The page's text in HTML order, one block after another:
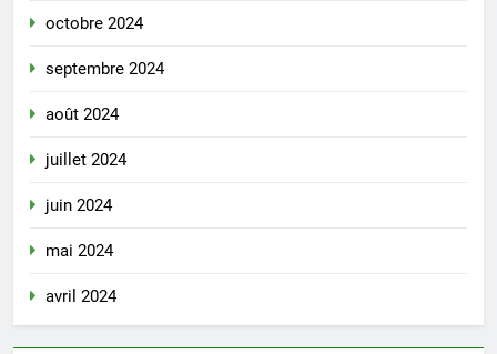
octobre 2024
septembre 2024
août 2024
juillet 2024
juin 2024
mai 2024
avril 2024